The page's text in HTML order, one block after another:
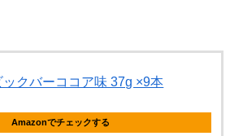
クバーココア味 37g ×9本
Amazonでチェックする